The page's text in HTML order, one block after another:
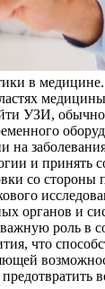
в медицине.
УЗИ,
и принять
со
органов и
важную роль
что